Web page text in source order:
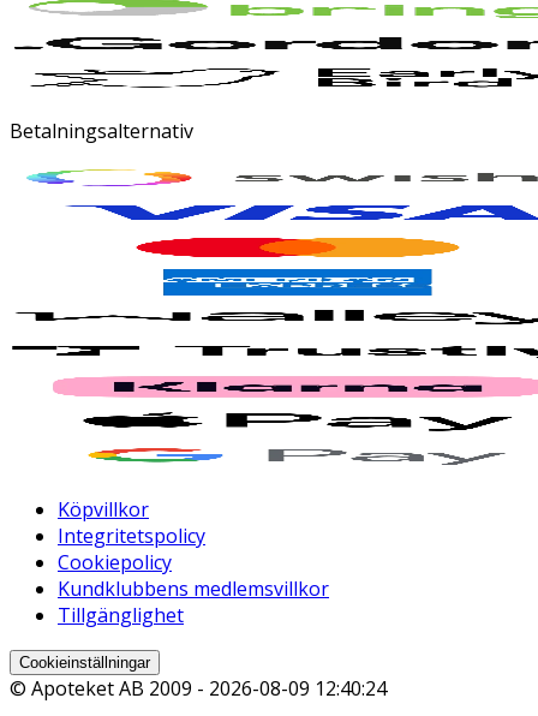
Betalningsalternativ
Köpvillkor
Integritetspolicy
Cookiepolicy
Kundklubbens medlemsvillkor
Tillgänglighet
Cookieinställningar
© Apoteket AB 2009 - 2026-08-09 12:40:24